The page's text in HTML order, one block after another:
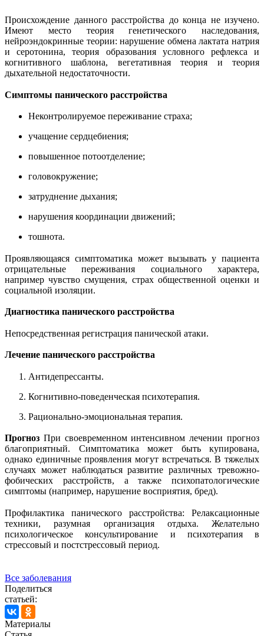
Происхождение данного расстройства до конца не изучено.
Имеют место теория генетического наследования,
нейроэндокринные теории: нарушение обмена лактата натрия
и серотонина, теория образования условного рефлекса и
когнитивного шаблона, вегетативная теория и теория
дыхательной недостаточности.
Симптомы панического расстройства
Неконтролируемое переживание страха;
учащение сердцебиения;
повышенное потоотделение;
головокружение;
затруднение дыхания;
нарушения координации движений;
тошнота.
Проявляющаяся симптоматика может вызывать у пациента
отрицательные переживания социального характера,
например чувство смущения, страх общественной оценки и
социальной изоляции.
Диагностика панического расстройства
Непосредственная регистрация панической атаки.
Лечение панического расстройства
Антидепрессанты.
Когнитивно-поведенческая психотерапия.
Рационально-эмоциональная терапия.
Прогноз При своевременном интенсивном лечении прогноз
благоприятный. Симптоматика может быть купирована,
однако единичные проявления могут встречаться. В тяжелых
случаях может наблюдаться развитие различных тревожно-
фобических расстройств, а также психопатологические
симптомы (например, нарушение восприятия, бред).
Профилактика панического расстройства:
Релаксационные
техники, разумная организация отдыха. Желательно
психологическое консультирование и психотерапия в
стрессовый и постстрессовый период.
Все заболевания
Поделиться
статьей:
Материалы